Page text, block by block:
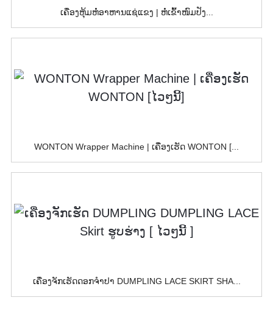
ເຄື່ອງຫຸ້ມຫໍ່ອາຫານແຊ່ແຂງ | ຫໍ່ເຂົ້າໜົມປັງ...
WONTON Wrapper Machine | ເຄື່ອງເຮັດ WONTON [...
ເຄື່ອງຈັກເຮັດດອກຈຳປາ DUMPLING LACE SKIRT SHA...